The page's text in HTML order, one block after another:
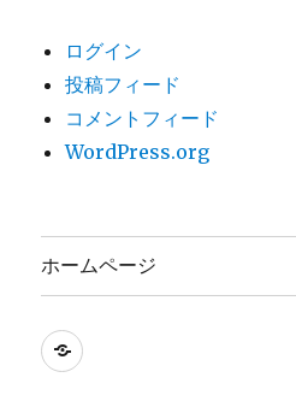
ログイン
投稿フィード
コメントフィード
WordPress.org
ホームページ
ホ